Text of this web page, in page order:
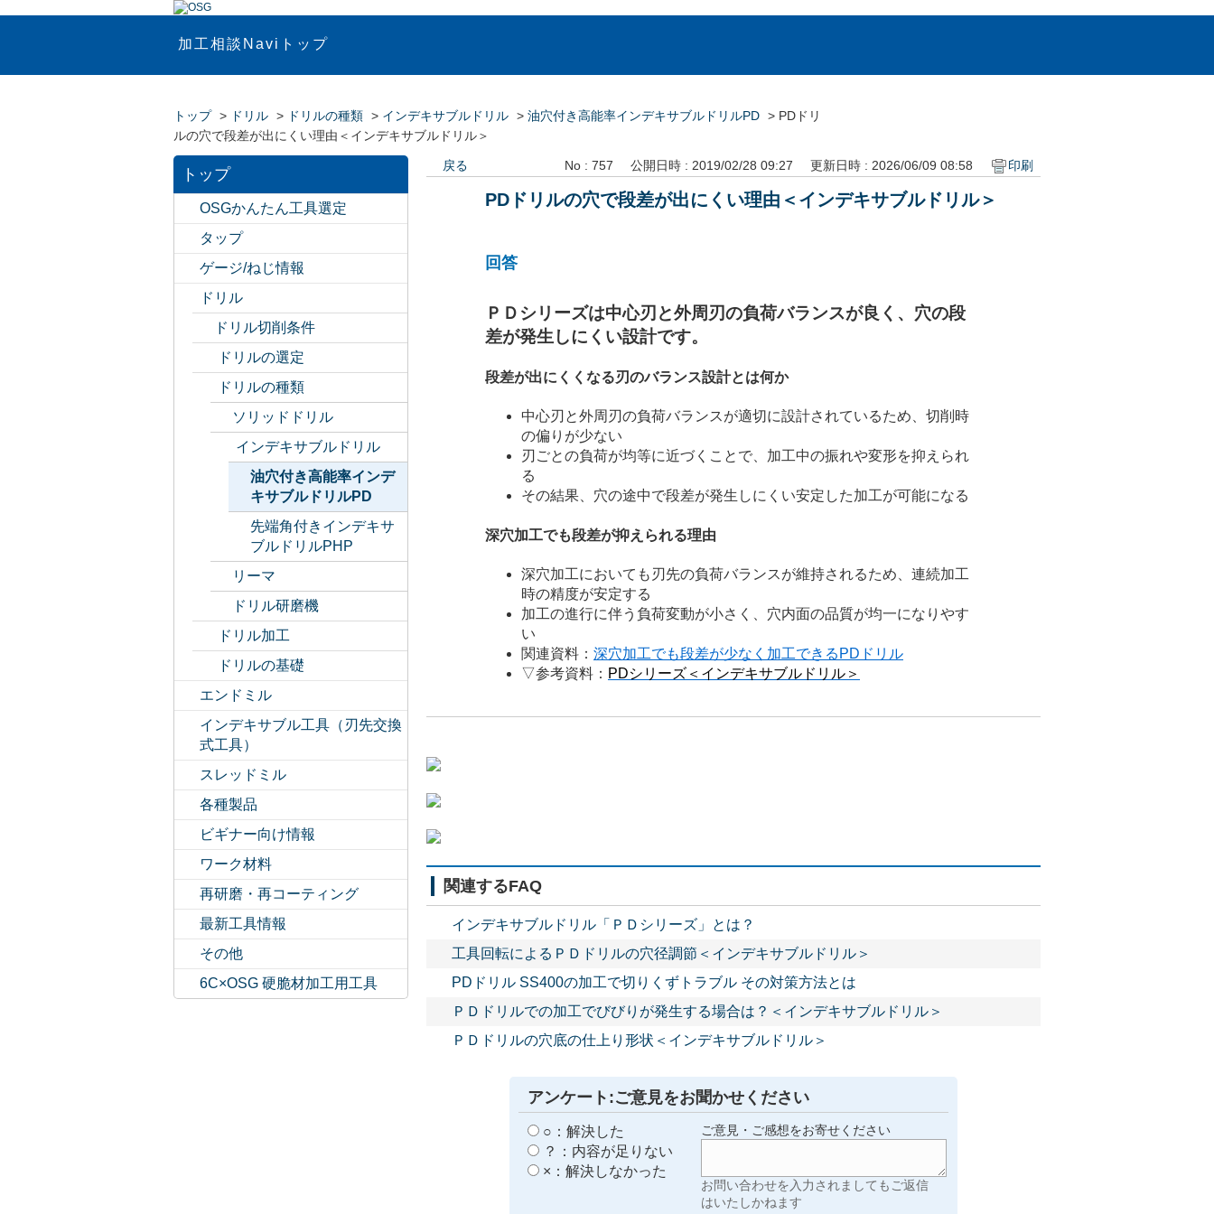
加工相談Naviトップ
トップ > ドリル > ドリルの種類 > インデキサブルドリル > 油穴付き高能率インデキサブルドリルPD > PDドリ
ルの穴で段差が出にくい理由＜インデキサブルドリル＞
トップ
OSGかんたん工具選定
タップ
ゲージ/ねじ情報
ドリル
ドリル切削条件
ドリルの選定
ドリルの種類
ソリッドドリル
インデキサブルドリル
油穴付き高能率インデ
キサブルドリルPD
先端角付きインデキサ
ブルドリルPHP
リーマ
ドリル研磨機
ドリル加工
ドリルの基礎
エンドミル
インデキサブル工具（刃先交換
式工具）
スレッドミル
各種製品
ビギナー向け情報
ワーク材料
再研磨・再コーティング
最新工具情報
その他
6C×OSG 硬脆材加工用工具
戻る No : 757 公開日時 : 2019/02/28 09:27 更新日時 : 2026/06/09 08:58 印刷
PDドリルの穴で段差が出にくい理由＜インデキサブルドリル＞
回答
ＰＤシリーズは中心刃と外周刃の負荷バランスが良く、穴の段
差が発生しにくい設計です。
段差が出にくくなる刃のバランス設計とは何か
中心刃と外周刃の負荷バランスが適切に設計されているため、切削時
の偏りが少ない
刃ごとの負荷が均等に近づくことで、加工中の振れや変形を抑えられ
る
その結果、穴の途中で段差が発生しにくい安定した加工が可能になる
深穴加工でも段差が抑えられる理由
深穴加工においても刃先の負荷バランスが維持されるため、連続加工
時の精度が安定する
加工の進行に伴う負荷変動が小さく、穴内面の品質が均一になりやす
い
関連資料： 深穴加工でも段差が少なく加工できるPDドリル
▽参考資料： PDシリーズ＜インデキサブルドリル＞
関連するFAQ
インデキサブルドリル「ＰＤシリーズ」とは？
工具回転によるＰＤドリルの穴径調節＜インデキサブルドリル＞
PDドリル SS400の加工で切りくずトラブル その対策方法とは
ＰＤドリルでの加工でびびりが発生する場合は？＜インデキサブルドリル＞
ＰＤドリルの穴底の仕上り形状＜インデキサブルドリル＞
アンケート:ご意見をお聞かせください
○：解決した
？：内容が足りない
×：解決しなかった
ご意見・ご感想をお寄せください
お問い合わせを入力されましてもご返信
はいたしかねます